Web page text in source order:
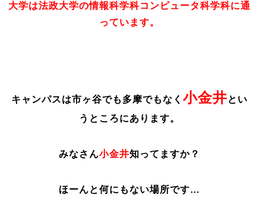
大学は法政大学の情報科学科コンピュータ科学科に通
っています。
キャンパスは市ヶ谷でも多摩でもなく小金井とい
うところにあります。
みなさん小金井知ってますか？
ほーんと何にもない場所です…